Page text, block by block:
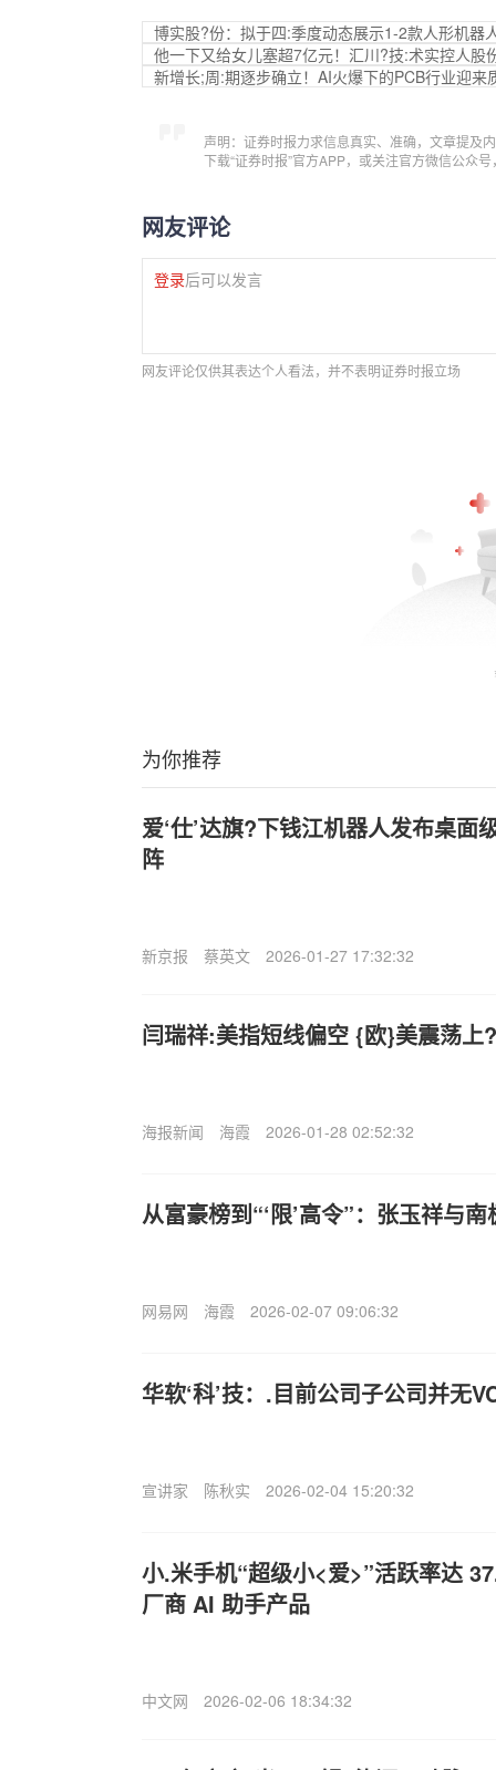
博实股?份：拟于四:季度动态展示1-2款人形机器
他一下又给女儿塞超7亿元！汇川?技:术实控人股
新增长;周:期逐步确立！AI火爆下的PCB行业迎来
声明：证券时报力求信息真实、准确，文章提及
下载“证券时报”官方APP，或关注官方微信公众
网友评论
登录后可以发言
网友评论仅供其表达个人看法，并不表明证券时报立场
为你推荐
爱‘仕’达旗?下钱江机器人发布桌面
阵
新京报 蔡英文 2026-01-27 17:32:32
闫瑞祥:美指短线偏空 {欧}美震荡上
海报新闻 海霞 2026-01-28 02:52:32
从富豪榜到“‘限’高令”：张玉祥与
网易网 海霞 2026-02-07 09:06:32
华软‘科’技：.目前公司子公司并无
宣讲家 陈秋实 2026-02-04 15:20:32
小.米手机“超级小<爱>”活跃率达
厂商 AI 助手产品
中文网 2026-02-06 18:34:32